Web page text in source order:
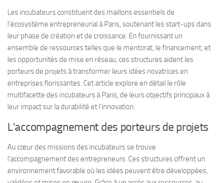
Les incubateurs constituent des maillons essentiels de
l’écosystème entrepreneurial à Paris, soutenant les start-ups dans
leur phase de création et de croissance. En fournissant un
ensemble de ressources telles que le mentorat, le financement, et
les opportunités de mise en réseau, ces structures aident les
porteurs de projets à transformer leurs idées novatrices en
entreprises florissantes. Cet article explore en détail le rôle
multifacette des incubateurs à Paris, de leurs objectifs principaux à
leur impact sur la durabilité et l’innovation.
L’accompagnement des porteurs de projets
Au cœur des missions des incubateurs se trouve
l’accompagnement des entrepreneurs. Ces structures offrent un
environnement favorable où les idées peuvent être développées,